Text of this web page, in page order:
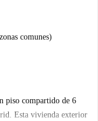
comunes)
piso compartido de 6
Esta vivienda exterior